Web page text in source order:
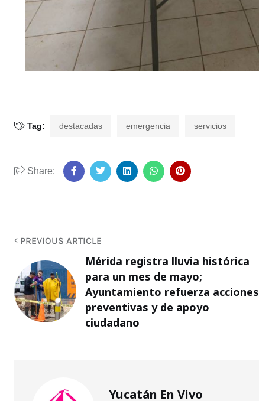
Tag: destacadas emergencia servicios
Share:
PREVIOUS ARTICLE
Mérida registra lluvia histórica
para un mes de mayo;
Ayuntamiento refuerza acciones
preventivas y de apoyo
ciudadano
Yucatán En Vivo